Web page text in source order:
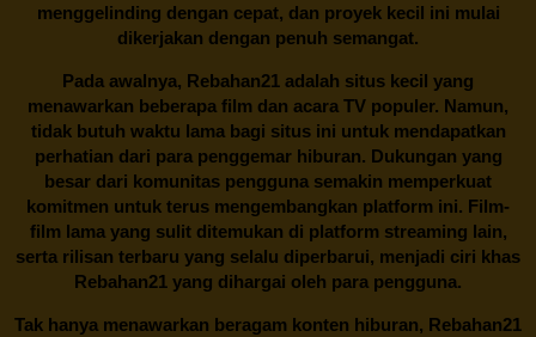
menggelinding dengan cepat, dan proyek kecil ini mulai
dikerjakan dengan penuh semangat.
Pada awalnya, Rebahan21 adalah situs kecil yang
menawarkan beberapa film dan acara TV populer. Namun,
tidak butuh waktu lama bagi situs ini untuk mendapatkan
perhatian dari para penggemar hiburan. Dukungan yang
besar dari komunitas pengguna semakin memperkuat
komitmen untuk terus mengembangkan platform ini. Film-
film lama yang sulit ditemukan di platform streaming lain,
serta rilisan terbaru yang selalu diperbarui, menjadi ciri khas
Rebahan21 yang dihargai oleh para pengguna.
Tak hanya menawarkan beragam konten hiburan, Rebahan21